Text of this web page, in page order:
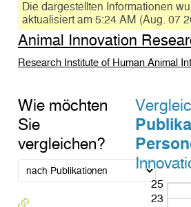
Die dargestellten Informationen
aktualisiert am 5:24 AM (Aug. 07
Animal Innovation
Research Institute of Human Animal
Wie möchten
Sie
vergleichen?
23
25